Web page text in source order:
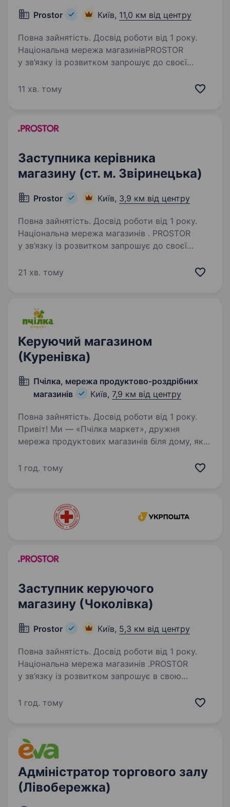
Prostor Київ, 11,0 км від центру
Повна зайнятість. Досвід роботи від 1 року.
Національна мережа магазинівPROSTOR
у зв’язку із розвитком запрошує до своєї
роботи на керівній посаді, перевага надається
11 хв. тому
Заступника керівника
магазину (ст. м. Звіринецька)
Prostor Київ, 3,9 км від центру
Повна зайнятість. Досвід роботи від 1 року.
Національна мережа магазинів . PROSTOR
у зв’язку із розвитком запрошує до своєї
Київ Вимоги: досвід роботи на аналогічній
21 хв. тому
Керуючий магазином
(Куренівка)
Пчілка, мережа продуктово-роздрібних
магазинів
Київ, 7,9 км від центру
Повна зайнятість. Досвід роботи від 1 року.
Привіт! Ми — «Пчілка маркет», дружня
мережа продуктових магазинів біля дому, яка
пчілка про свій вулик. Якщо ти хочеш
1 год. тому
Заступник керуючого
магазину (Чоколівка)
Prostor Київ, 5,3 км від центру
Повна зайнятість. Досвід роботи від 1 року.
Національна мережа магазинів .PROSTOR
у зв’язку із розвитком запрошує в свою
Вимоги: досвід роботи на аналогічній посаді
1 год. тому
Адміністратор торгового залу
(Лівобережка)